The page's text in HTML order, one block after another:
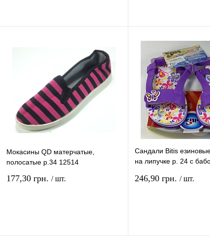
наличии
В избранное
Мокасины QD матерчатые,
полосатые р.34 12514
177,30 грн. / шт.
Сандали Bitis
на липучке р. 24 с
246,90 грн. / шт.